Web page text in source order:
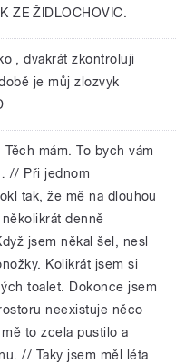
ZE ŽIDLOCHOVIC.
, dvakrát zkontroluji
je můj zlozvyk
Těch mám. To bych vám
// Při jednom
tak, že mě na dlouhou
denně
jsem někal šel, nesl
Kolikrát jsem si
toalet. Dokonce jsem
neexistuje něco
to zcela pustilo a
// Taky jsem měl léta